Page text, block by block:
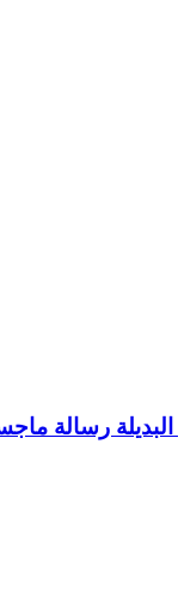
البديلة رسالة